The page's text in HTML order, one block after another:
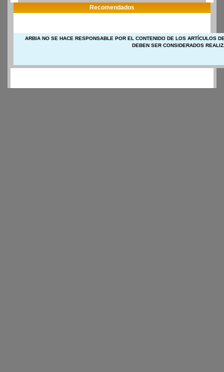
Recomendados
ARBIA NO SE HACE RESPONSABLE POR EL CONTENIDO DE LOS ARTÍCULOS
DEBEN SER CONSIDERADOS